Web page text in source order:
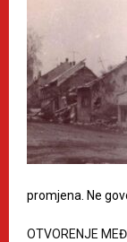
promjena. Ne
OTVORENJE